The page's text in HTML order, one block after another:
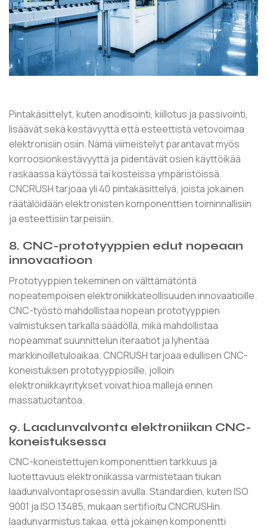
Pintakäsittelyt, kuten anodisointi, kiillotus ja passivointi,
lisäävät sekä kestävyyttä että esteettistä vetovoimaa
elektronisiin osiin. Nämä viimeistelyt parantavat myös
korroosionkestävyyttä ja pidentävät osien käyttöikää
raskaassa käytössä tai kosteissa ympäristöissä.
CNCRUSH tarjoaa yli 40 pintakäsittelyä, joista jokainen
räätälöidään elektronisten komponenttien toiminnallisiin
ja esteettisiin tarpeisiin.
8. CNC-prototyyppien edut nopeaan
innovaatioon
Prototyyppien tekeminen on välttämätöntä
nopeatempoisen elektroniikkateollisuuden innovaatioille.
CNC-työstö mahdollistaa nopean prototyyppien
valmistuksen tarkalla säädöllä, mikä mahdollistaa
nopeammat suunnittelun iteraatiot ja lyhentää
markkinoilletuloaikaa. CNCRUSH tarjoaa edullisen CNC-
koneistuksen prototyyppiosille, jolloin
elektroniikkayritykset voivat hioa malleja ennen
massatuotantoa.
9. Laadunvalvonta elektroniikan CNC-
koneistuksessa
CNC-koneistettujen komponenttien tarkkuus ja
luotettavuus elektroniikassa varmistetaan tiukan
laadunvalvontaprosessin avulla. Standardien, kuten ISO
9001 ja ISO 13485, mukaan sertifioitu CNCRUSHin
laadunvarmistus takaa, että jokainen komponentti